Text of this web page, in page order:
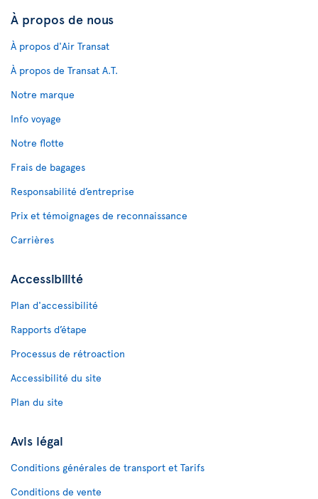
À propos de nous
À propos d'Air Transat
À propos de Transat A.T.
Notre marque
Info voyage
Notre flotte
Frais de bagages
Responsabilité d’entreprise
Prix et témoignages de reconnaissance
Carrières
Accessibilité
Plan d'accessibilité
Rapports d’étape
Processus de rétroaction
Accessibilité du site
Plan du site
Avis légal
Conditions générales de transport et Tarifs
Conditions de vente